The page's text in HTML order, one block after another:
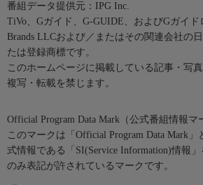
番組データ提供元：IPG Inc.
TiVo、Gガイド、G-GUIDE、およびGガイ
Brands LLCおよび／またはその関連会社の
たは登録商標です。
このホームページに掲載している記事・写
複写・転載を禁じます。
Official Program Data Mark（公式番組情報マ
このマークは「Official Program Data Mark
式情報である「SI(Service Information)情報
のみ表記が許されているマークです。